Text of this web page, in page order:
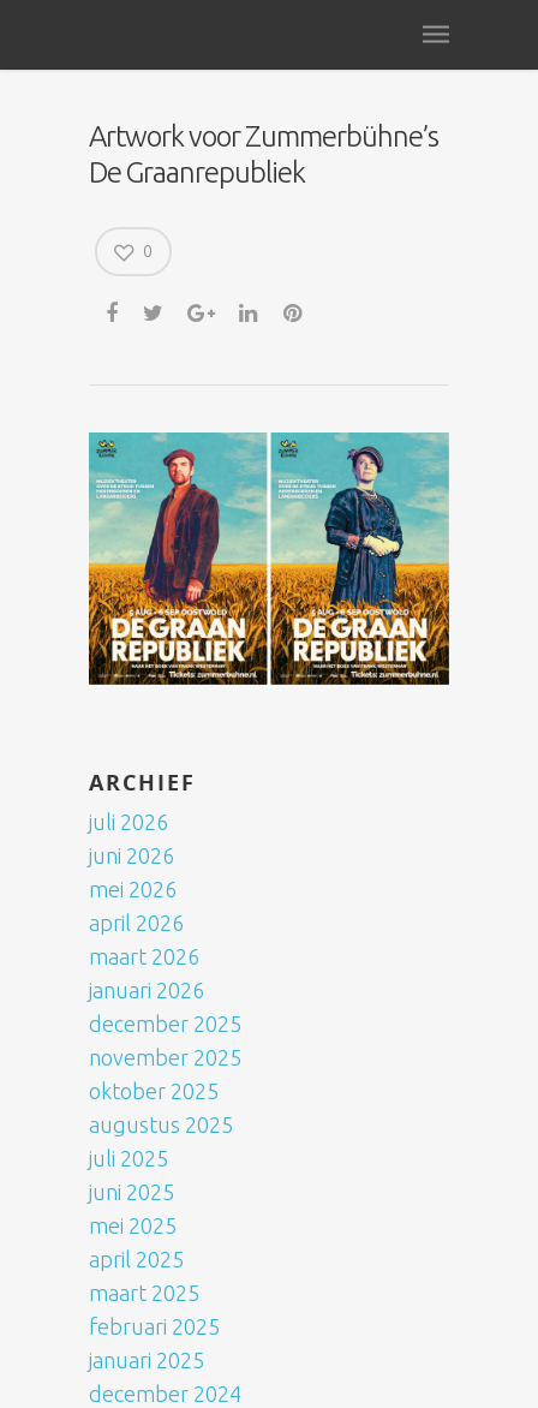
Artwork voor Zummerbühne’s
De Graanrepubliek
0
ARCHIEF
juli 2026
juni 2026
mei 2026
april 2026
maart 2026
januari 2026
december 2025
november 2025
oktober 2025
augustus 2025
juli 2025
juni 2025
mei 2025
april 2025
maart 2025
februari 2025
januari 2025
december 2024